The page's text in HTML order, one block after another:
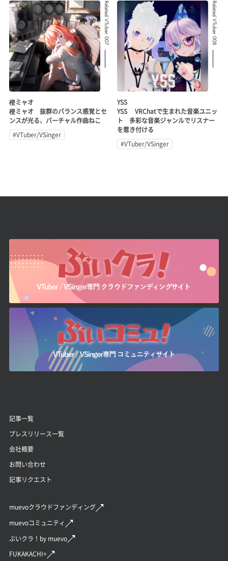
Related VTuber 007
橙ミャオ
橙ミャオ 抜群のバランス感覚とセ
ンスが光る、バーチャル作曲ねこ
#VTuber/VSinger
Related VTuber 008
YSS
YSS VRChatで生まれた音楽ユニッ
ト 多彩な音楽ジャンルでリスナー
を惹き付ける
#VTuber/VSinger
記事一覧
プレスリリース一覧
会社概要
お問い合わせ
記事リクエスト
muevoクラウドファンディング
muevoコミュニティ
ぶいクラ！by muevo
FUKAKACHI+